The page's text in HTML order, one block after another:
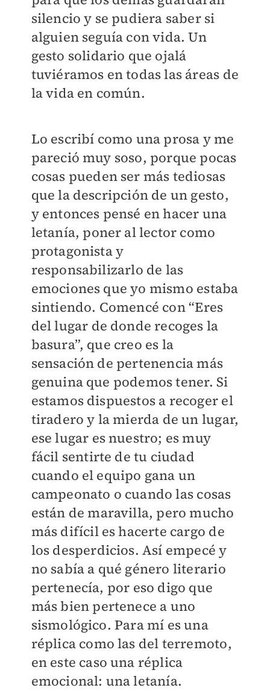
silencio y se pudiera saber si
alguien seguía con vida. Un
gesto solidario que ojalá
tuviéramos en todas las áreas de
la vida en común.
Lo escribí como una prosa y me
pareció muy soso, porque pocas
cosas pueden ser más tediosas
que la descripción de un gesto,
y entonces pensé en hacer una
letanía, poner al lector como
protagonista y
responsabilizarlo de las
emociones que yo mismo estaba
sintiendo. Comencé con “Eres
del lugar de donde recoges la
basura”, que creo es la
sensación de pertenencia más
genuina que podemos tener. Si
estamos dispuestos a recoger el
tiradero y la mierda de un lugar,
ese lugar es nuestro; es muy
fácil sentirte de tu ciudad
cuando el equipo gana un
campeonato o cuando las cosas
están de maravilla, pero mucho
más difícil es hacerte cargo de
los desperdicios. Así empecé y
no sabía a qué género literario
pertenecía, por eso digo que
más bien pertenece a uno
sismológico. Para mí es una
réplica como las del terremoto,
en este caso una réplica
emocional: una letanía.